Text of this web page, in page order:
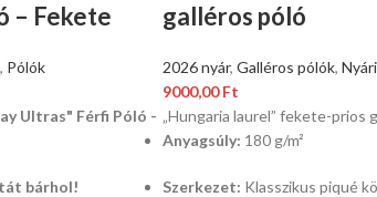
– Fekete
, Pólók
Ultras" Férfi Póló -
bárhol!
galléros póló
2026 nyár,Galléros pólók,
9000,00Ft
„Hungaria laurel” fekete-prios
Anyagsúly: 180 g/m²
Szerkezet: Klasszikus piqué